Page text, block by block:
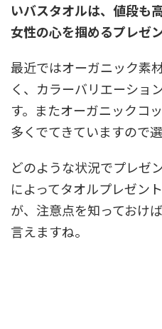
いバスタオルは、値段も
女性の心を掴めるプレゼ
最近ではオーガニック素
く、カラーバリエーショ
す。またオーガニックコ
多くでてきていますので
どのような状況でプレゼ
によってタオルプレゼン
が、注意点を知っておけ
言えますね。